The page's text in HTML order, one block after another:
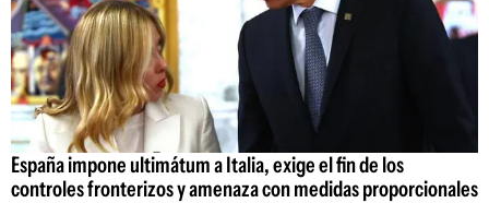
España impone ultimátum a Italia, exige el fin de los
controles fronterizos y amenaza con medidas proporcionales